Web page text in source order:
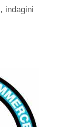
, indagini